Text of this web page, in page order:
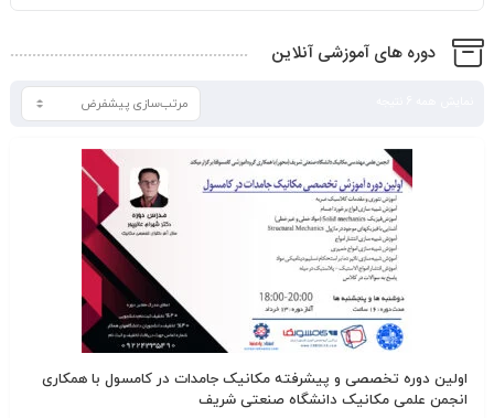
دوره های آموزشی آنلاین
اولین دوره تخصصی و پیشرفته مکانیک جامدات در کامسول با همکاری
انجمن علمی مکانیک دانشگاه صنعتی شریف